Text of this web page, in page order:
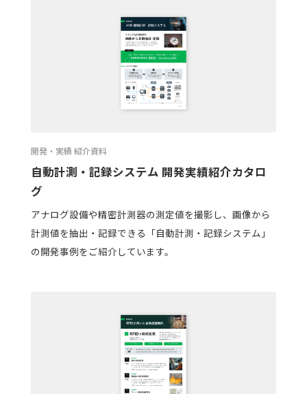
開発・実績 紹介資料
自動計測・記録システム 開発実績紹介カタロ
グ
アナログ設備や精密計測器の測定値を撮影し、画像から
計測値を抽出・記録できる「自動計測・記録システム」
の開発事例をご紹介しています。